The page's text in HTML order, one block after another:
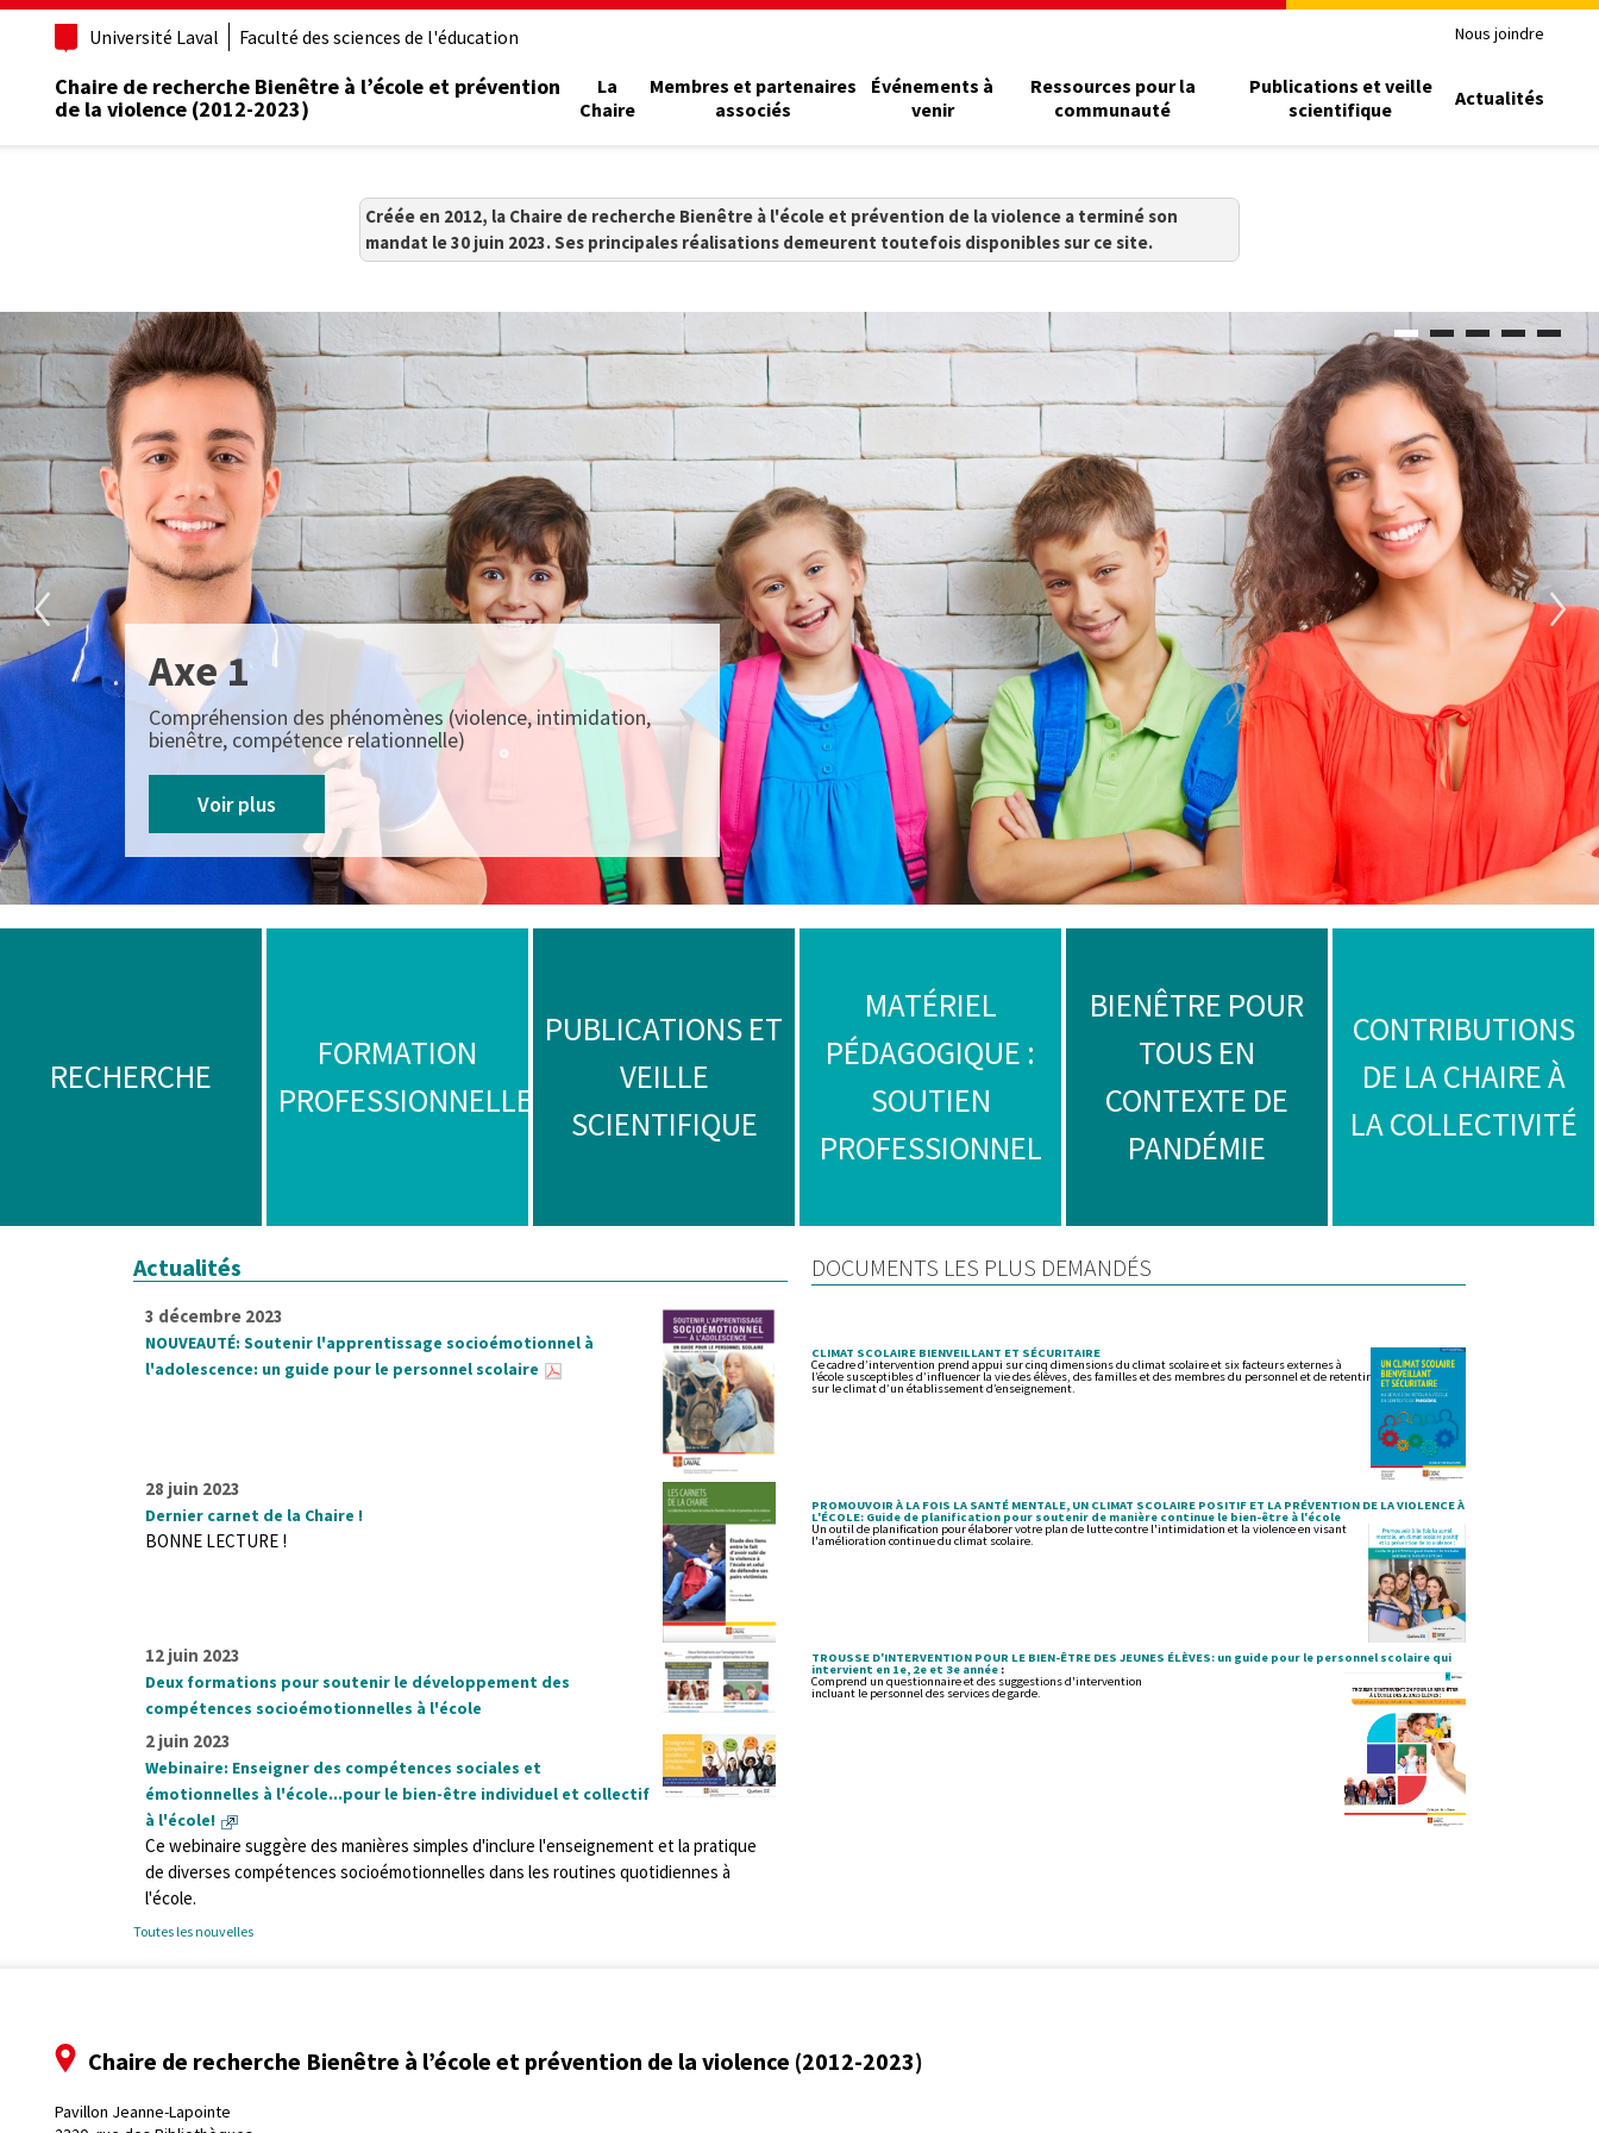
Université Laval Faculté des sciences de l'éducation Nous joindre
Chaire de recherche Bienêtre à l’école et prévention
de la violence (2012-2023)
La
Chaire
Membres et partenaires
associés
Événements à
venir
Ressources pour la
communauté
Publications et veille
scientifique
Actualités
Créée en 2012, la Chaire de recherche Bienêtre à l'école et prévention de la violence a terminé son
mandat le 30 juin 2023. Ses principales réalisations demeurent toutefois disponibles sur ce site.
Axe 1
Compréhension des phénomènes (violence, intimidation,
bienêtre, compétence relationnelle)
Voir plus
RECHERCHE
FORMATION
PROFESSIONNELLE
PUBLICATIONS ET
VEILLE
SCIENTIFIQUE
MATÉRIEL
PÉDAGOGIQUE :
SOUTIEN
PROFESSIONNEL
BIENÊTRE POUR
TOUS EN
CONTEXTE DE
PANDÉMIE
CONTRIBUTIONS
DE LA CHAIRE À
LA COLLECTIVITÉ
Actualités
3 décembre 2023
NOUVEAUTÉ: Soutenir l'apprentissage socioémotionnel à
l'adolescence: un guide pour le personnel scolaire
28 juin 2023
Dernier carnet de la Chaire !
BONNE LECTURE !
12 juin 2023
Deux formations pour soutenir le développement des
compétences socioémotionnelles à l'école
2 juin 2023
Webinaire: Enseigner des compétences sociales et
émotionnelles à l'école...pour le bien-être individuel et collectif
à l'école!
Ce webinaire suggère des manières simples d'inclure l'enseignement et la pratique
de diverses compétences socioémotionnelles dans les routines quotidiennes à
l'école.
Toutes les nouvelles
DOCUMENTS LES PLUS DEMANDÉS
CLIMAT SCOLAIRE BIENVEILLANT ET SÉCURITAIRE
Ce cadre d’intervention prend appui sur cinq dimensions du climat scolaire et six facteurs externes à
l’école susceptibles d’influencer la vie des élèves, des familles et des membres du personnel et de retentir
sur le climat d’un établissement d’enseignement.
PROMOUVOIR À LA FOIS LA SANTÉ MENTALE, UN CLIMAT SCOLAIRE POSITIF ET LA PRÉVENTION DE LA VIOLENCE À
L'ÉCOLE: Guide de planification pour soutenir de manière continue le bien-être à l'école
Un outil de planification pour élaborer votre plan de lutte contre l'intimidation et la violence en visant
l'amélioration continue du climat scolaire.
TROUSSE D'INTERVENTION POUR LE BIEN-ÊTRE DES JEUNES ÉLÈVES: un guide pour le personnel scolaire qui
intervient en 1e, 2e et 3e année :
Comprend un questionnaire et des suggestions d'intervention
incluant le personnel des services de garde.
Chaire de recherche Bienêtre à l’école et prévention de la violence (2012-2023)
Pavillon Jeanne-Lapointe